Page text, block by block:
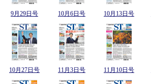
9月29日号 10月6日号 10月13日号
10月27日号 11月3日号 11月10日号